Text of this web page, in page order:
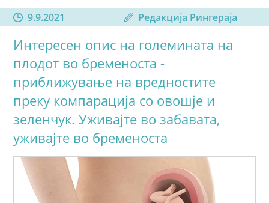
9.9.2021 Редакција Рингераја
Интересен опис на големината на
плодот во бременоста -
приближување на вредностите
преку компарација со овошје и
зеленчук. Уживајте во забавата,
уживајте во бременоста